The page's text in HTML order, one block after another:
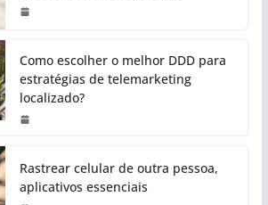
Como escolher o melhor DDD para
estratégias de telemarketing
localizado?
Rastrear celular de outra pessoa,
aplicativos essenciais